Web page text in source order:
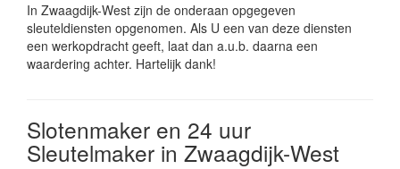
In Zwaagdijk-West zijn de onderaan opgegeven
sleuteldiensten opgenomen. Als U een van deze diensten
een werkopdracht geeft, laat dan a.u.b. daarna een
waardering achter. Hartelijk dank!
Slotenmaker en 24 uur
Sleutelmaker in Zwaagdijk-West